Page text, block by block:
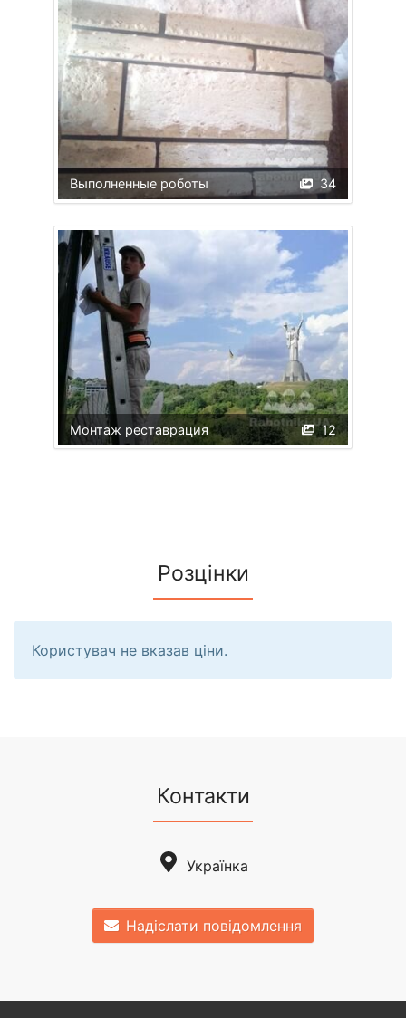
34
Выполненные роботы
12
Монтаж реставрация
Розцінки
Користувач не вказав ціни.
Контакти
Українка
Надіслати повідомлення